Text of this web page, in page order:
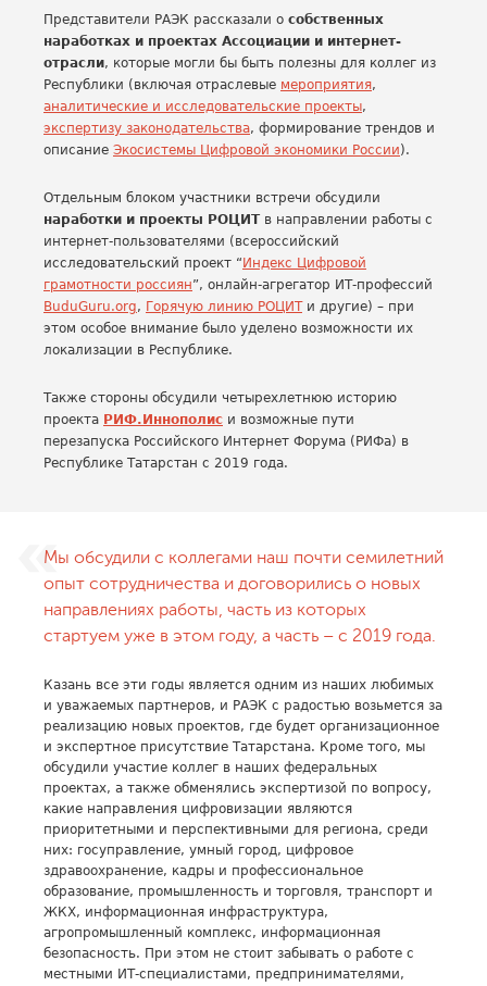
Представители РАЭК рассказали о собственных
наработках и проектах Ассоциации и интернет-
отрасли, которые могли бы быть полезны для коллег из
Республики (включая отраслевые мероприятия,
аналитические и исследовательские проекты,
экспертизу законодательства, формирование трендов и
описание Экосистемы Цифровой экономики России).
Отдельным блоком участники встречи обсудили
наработки и проекты РОЦИТв направлении работы с
интернет-пользователями (всероссийский
исследовательский проект “ Индекс Цифровой
грамотности россиян”, онлайн-агрегатор ИТ-профессий
BuduGuru.org, Горячую линию РОЦИТи другие) – при
этом особое внимание было уделено возможности их
локализации в Республике.
Также стороны обсудили четырехлетнюю историю
проекта РИФ.Иннополис и возможные пути
перезапуска Российского Интернет Форума (РИФа) в
Республике Татарстан с 2019 года.
Мы обсудили с коллегами наш почти семилетний
опыт сотрудничества и договорились о новых
направлениях работы, часть из которых
стартуем уже в этом году, а часть – с 2019 года.
Казань все эти годы является одним из наших любимых
и уважаемых партнеров, и РАЭК с радостью возьмется за
реализацию новых проектов, где будет организационное
и экспертное присутствие Татарстана. Кроме того, мы
обсудили участие коллег в наших федеральных
проектах, а также обменялись экспертизой по вопросу,
какие направления цифровизации являются
приоритетными и перспективными для региона, среди
них: госуправление, умный город, цифровое
здравоохранение, кадры и профессиональное
образование, промышленность и торговля, транспорт и
ЖКХ, информационная инфраструктура,
агропромышленный комплекс, информационная
безопасность. При этом не стоит забывать о работе с
местными ИТ-специалистами, предпринимателями,